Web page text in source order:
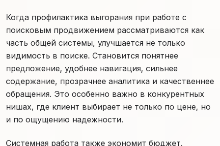
Когда профилактика выгорания при работе с
поисковым продвижением рассматриваются как
часть общей системы, улучшается не только
видимость в поиске. Становится понятнее
предложение, удобнее навигация, сильнее
содержание, прозрачнее аналитика и качественнее
обращения. Это особенно важно в конкурентных
нишах, где клиент выбирает не только по цене, но
и по ощущению надежности.
Системная работа также экономит бюджет.